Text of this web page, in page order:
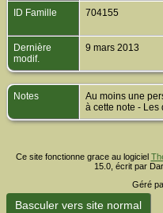
ID Famille 704155
Dernière
modif.
9 mars 2013
Notes
Au moins une
à cette note -
Ce site fonctionne grace au logiciel
15.0, écrit par
Géré
Basculer vers site normal